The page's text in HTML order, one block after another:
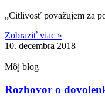
„Citlivosť považujem za
Zobraziť viac »
10. decembra 2018
Môj blog
Rozhovor o